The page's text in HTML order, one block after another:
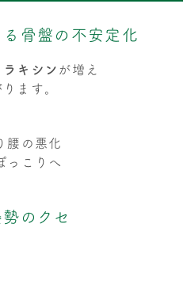
骨盤の不安定化
ラキシンが増え
ます。
腰の悪化
っこりへ
のクセ